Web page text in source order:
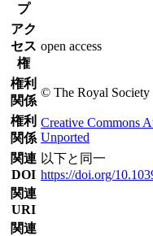
プ
アク
セス
権
open access
権利
関係
© The Royal Society
権利
関係
Creative Commons
Unported
関連
DOI
以下と同一
https://doi.org/
関連
URI
関連